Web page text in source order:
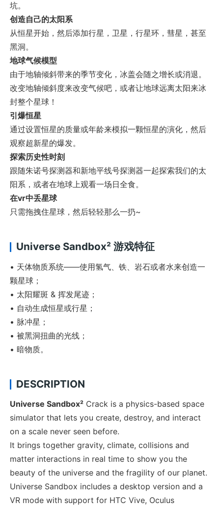
坑。
创造自己的太阳系
从恒星开始，然后添加行星，卫星，行星环，彗星，甚至
黑洞。
地球气候模型
由于地轴倾斜带来的季节变化，冰盖会随之增长或消退。
改变地轴倾斜度来改变气候吧，或者让地球远离太阳来冰
封整个星球！
引爆恒星
通过设置恒星的质量或年龄来模拟一颗恒星的演化，然后
观察超新星的爆发。
探索历史性时刻
跟随朱诺号探测器和新地平线号探测器一起探索我们的太
阳系，或者在地球上观看一场日全食。
在vr中丢星球
只需拖拽住星球，然后轻轻那么一扔~
Universe Sandbox² 游戏特征
• 天体物质系统——使用氢气、铁、岩石或者水来创造一
颗星球；
• 太阳耀斑 & 挥发尾迹；
• 自动生成恒星或行星；
• 脉冲星；
• 被黑洞扭曲的光线；
• 暗物质。
DESCRIPTION
Universe Sandbox² Crack is a physics-based space
simulator that lets you create, destroy, and interact
on a scale never seen before.
It brings together gravity, climate, collisions and
matter interactions in real time to show you the
beauty of the universe and the fragility of our planet.
Universe Sandbox includes a desktop version and a
VR mode with support for HTC Vive, Oculus